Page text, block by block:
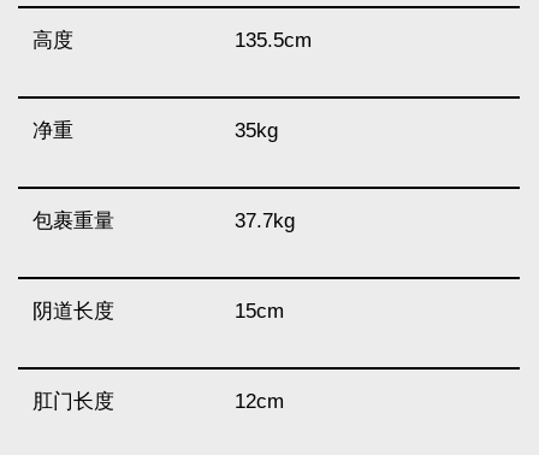
高度 135.5cm
净重 35kg
包裹重量 37.7kg
阴道长度 15cm
肛门长度 12cm